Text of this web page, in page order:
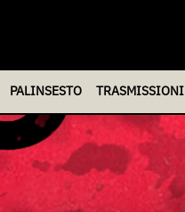
PALINSESTO TRASMISSIONI